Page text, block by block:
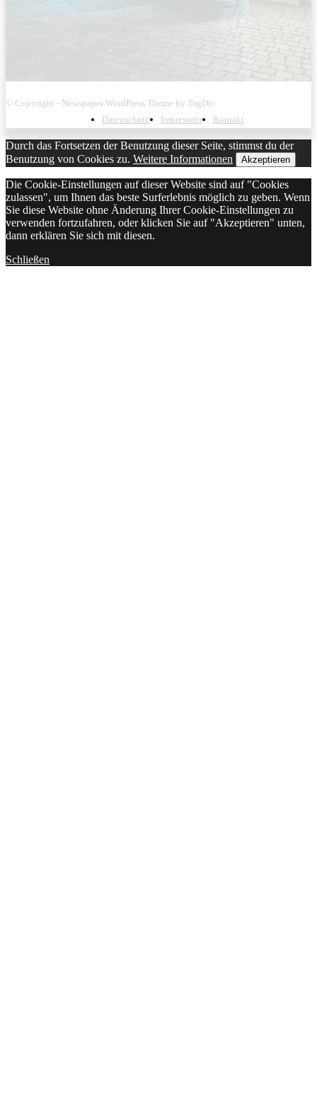
© Copyright - Newspaper WordPress Theme by TagDiv
Datenschutz
Impressum Kontakt
Durch das Fortsetzen der Benutzung dieser Seite, stimmst du der
Benutzung von Cookies zu. Weitere Informationen Akzeptieren
Die Cookie-Einstellungen auf dieser Website sind auf "Cookies
zulassen", um Ihnen das beste Surferlebnis möglich zu geben. Wenn
Sie diese Website ohne Änderung Ihrer Cookie-Einstellungen zu
verwenden fortzufahren, oder klicken Sie auf "Akzeptieren" unten,
dann erklären Sie sich mit diesen.
Schließen